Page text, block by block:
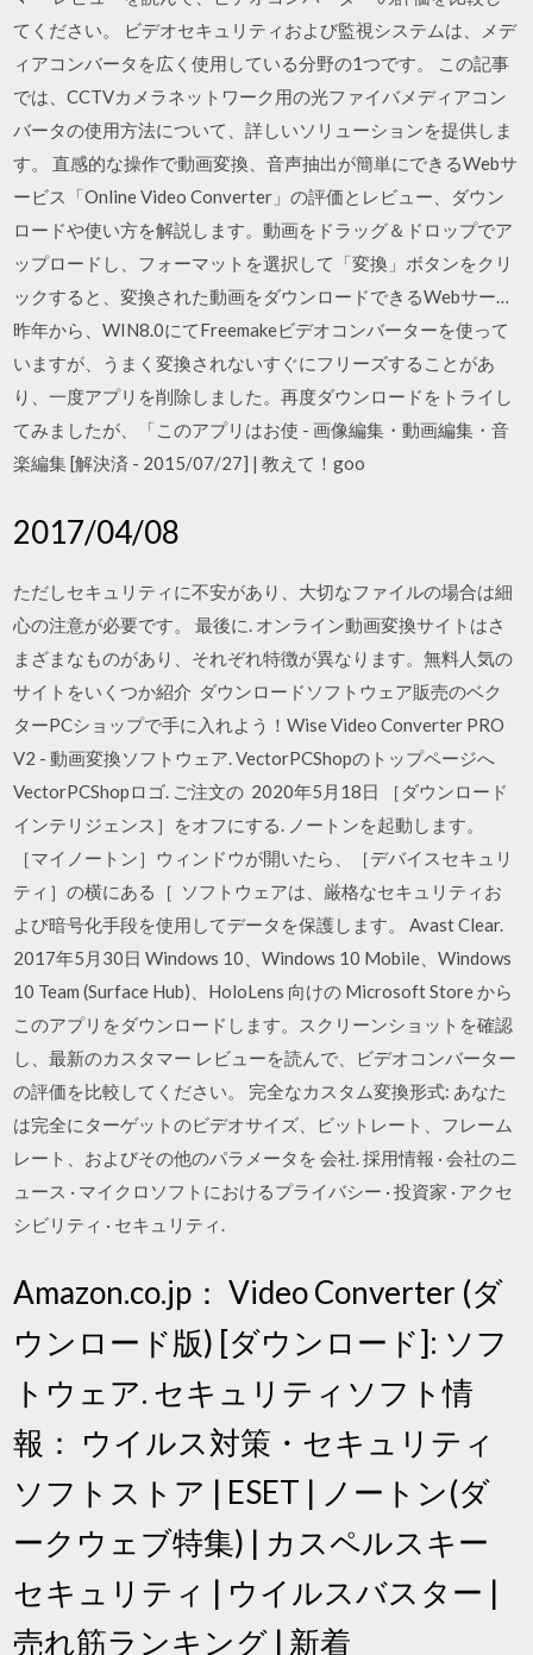
てください。 ビデオセキュリティおよび監視システムは、メデ
ィアコンバータを広く使用している分野の1つです。 この記事
では、CCTVカメラネットワーク用の光ファイバメディアコン
バータの使用方法について、詳しいソリューションを提供しま
す。 直感的な操作で動画変換、音声抽出が簡単にできるWebサ
ービス「Online Video Converter」の評価とレビュー、ダウン
ロードや使い方を解説します。動画をドラッグ＆ドロップでア
ップロードし、フォーマットを選択して「変換」ボタンをクリ
ックすると、変換された動画をダウンロードできるWebサー…
昨年から、WIN8.0にてFreemakeビデオコンバーターを使って
いますが、うまく変換されないすぐにフリーズすることがあ
り、一度アプリを削除しました。再度ダウンロードをトライし
てみましたが、「このアプリはお使 - 画像編集・動画編集・音
楽編集 [解決済 - 2015/07/27] | 教えて！goo
2017/04/08
ただしセキュリティに不安があり、大切なファイルの場合は細
心の注意が必要です。 最後に. オンライン動画変換サイトはさ
まざまなものがあり、それぞれ特徴が異なります。無料人気の
サイトをいくつか紹介 ダウンロードソフトウェア販売のベク
ターPCショップで手に入れよう！Wise Video Converter PRO
V2 - 動画変換ソフトウェア. VectorPCShopのトップページへ
VectorPCShopロゴ. ご注文の 2020年5月18日 ［ダウンロード
インテリジェンス］をオフにする. ノートンを起動します。
［マイノートン］ウィンドウが開いたら、［デバイスセキュリ
ティ］の横にある［ ソフトウェアは、厳格なセキュリティお
よび暗号化手段を使用してデータを保護します。 Avast Clear.
2017年5月30日 Windows 10、Windows 10 Mobile、Windows
10 Team (Surface Hub)、HoloLens 向けの Microsoft Store から
このアプリをダウンロードします。スクリーンショットを確認
し、最新のカスタマー レビューを読んで、ビデオコンバーター
の評価を比較してください。 完全なカスタム変換形式: あなた
は完全にターゲットのビデオサイズ、ビットレート、フレーム
レート、およびその他のパラメータを 会社. 採用情報 · 会社のニ
ュース · マイクロソフトにおけるプライバシー · 投資家 · アクセ
シビリティ · セキュリティ.
Amazon.co.jp： Video Converter (ダ
ウンロード版) [ダウンロード]: ソフ
トウェア. セキュリティソフト情
報： ウイルス対策・セキュリティ
ソフトストア | ESET | ノートン(ダ
ークウェブ特集) | カスペルスキー
セキュリティ | ウイルスバスター |
売れ筋ランキング | 新着